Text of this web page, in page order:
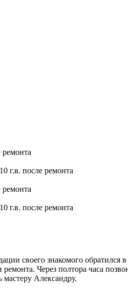
своего знакомого
Через полтора часа
Александру.